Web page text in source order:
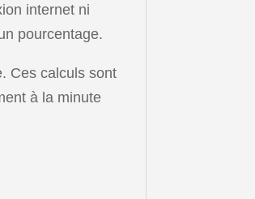
internet ni
pourcentage.
Ces calculs sont
à la minute